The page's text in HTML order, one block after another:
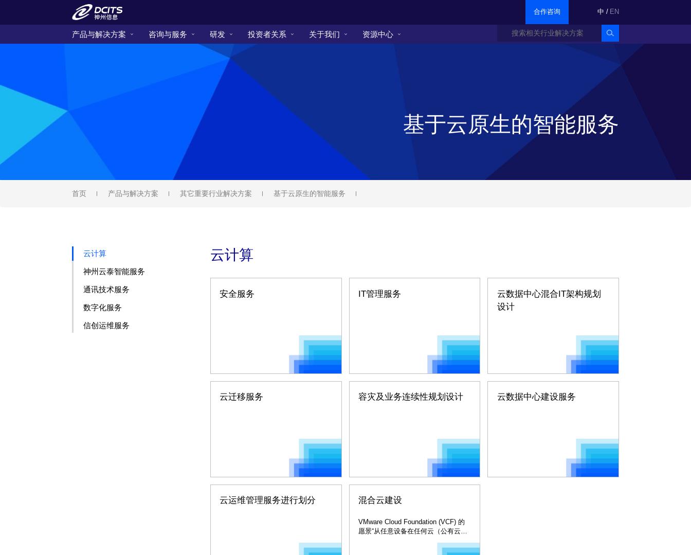
合作咨询 中 / EN
产品与解决方案 咨询与服务 研发 投资者关系 关于我们 资源中心
基于云原生的智能服务
首页 产品与解决方案 其它重要行业解决方案 基于云原生的智能服务
云计算
安全服务 IT管理服务
云数据中心混合IT架构规划
设计
云迁移服务 容灾及业务连续性规划设计 云数据中心建设服务
云运维管理服务进行划分 混合云建设
VMware Cloud Foundation (VCF) 的
愿景“从任意设备在任何云（公有云和
器）”可以帮助大家开发直接针对业务
云计算
神州云泰智能服务
通讯技术服务
数字化服务
信创运维服务